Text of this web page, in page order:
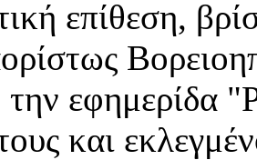
επίθεση,
την εφημερίδα
και